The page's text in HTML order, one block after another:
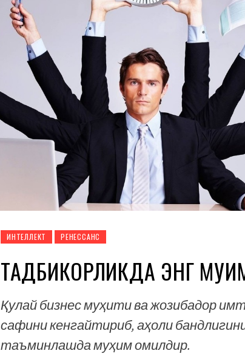
ИНТЕЛЛЕКТ РЕНЕССАНС
ТАДБИКОРЛИКДА ЭНГ
Қулай бизнес муҳити ва жозибадор
сафини кенгайтириб, аҳоли
таъминлашда муҳим омилдир.